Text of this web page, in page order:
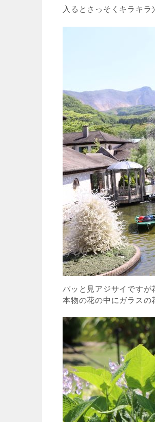
入るとさっそくキラキ
パッと見アジサイですが
本物の花の中にガラスの